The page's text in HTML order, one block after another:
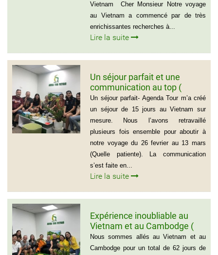
Vietnam Cher Monsieur Notre voyage
au Vietnam a commencé par de très
enrichissantes recherches à...
Lire la suite
Un séjour parfait et une
communication au top (
Groupe de la famille de Mr
PASCAL CESCON)
Un séjour parfait- Agenda Tour m’a créé
un séjour de 15 jours au Vietnam sur
mesure. Nous l’avons retravaillé
plusieurs fois ensemble pour aboutir à
notre voyage du 26 fevrier au 13 mars
(Quelle patiente). La communication
s’est faite en...
Lire la suite
Expérience inoubliable au
Vietnam et au Cambodge (
Groupe de monsieur Jean
Pierre Lapointe)
Nous sommes allés au Vietnam et au
Cambodge pour un total de 62 jours de